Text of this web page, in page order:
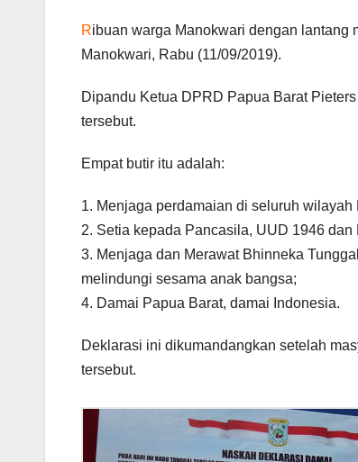
Ribuan warga Manokwari dengan lantang
Manokwari, Rabu (11/09/2019).
Dipandu Ketua DPRD Papua Barat
tersebut.
Empat butir itu adalah:
1. Menjaga perdamaian di seluruh wilayah
2. Setia kepada Pancasila, UUD 1946 dan
3. Menjaga dan Merawat Bhinneka
melindungi sesama anak bangsa;
4. Damai Papua Barat, damai Indonesia.
Deklarasi ini dikumandangkan setelah
tersebut.